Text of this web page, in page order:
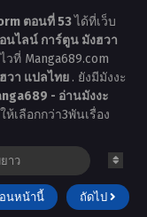
ตอนที่ 53ได้ที่เว็บ
นไลน์ การ์ตูน มังฮวา
วที่ Manga689.com
วา แปลไทย . ยังมีมังงะ
- อ่านมังงะ
ห้เลือกกว่า3พันเรื่อง
นหน้านี้ ถัดไป